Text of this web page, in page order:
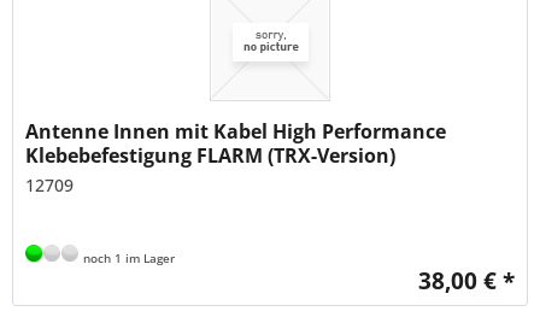
Antenne Innen mit Kabel High Performance
Klebebefestigung FLARM (TRX-Version)
12709
noch 1 im Lager
38,00 € *